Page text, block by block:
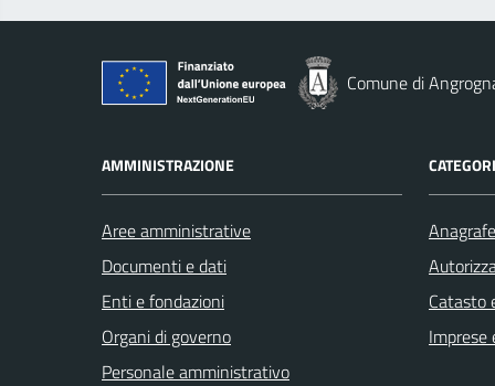
Comune di
AMMINISTRAZIONE
Aree amministrative
Documenti e dati
Enti e fondazioni
Organi di governo
Personale amministrativo
Catasto
Imprese